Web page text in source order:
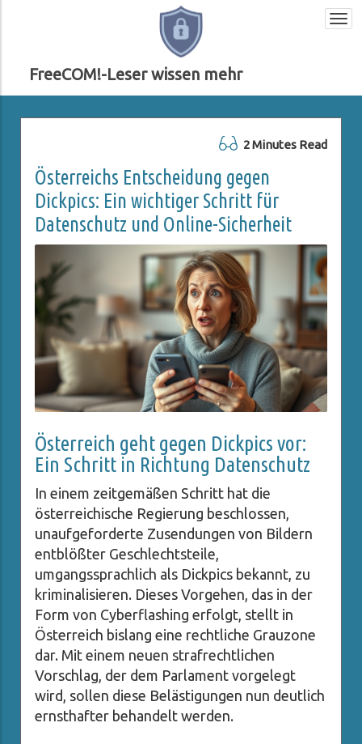
FreeCOM!-Leser wissen mehr
2 Minutes Read
Österreichs Entscheidung gegen
Dickpics: Ein wichtiger Schritt für
Datenschutz und Online-Sicherheit
Österreich geht gegen Dickpics vor:
Ein Schritt in Richtung Datenschutz
In einem zeitgemäßen Schritt hat die
österreichische Regierung beschlossen,
unaufgeforderte Zusendungen von Bildern
entblößter Geschlechtsteile,
umgangssprachlich als Dickpics bekannt, zu
kriminalisieren. Dieses Vorgehen, das in der
Form von Cyberflashing erfolgt, stellt in
Österreich bislang eine rechtliche Grauzone
dar. Mit einem neuen strafrechtlichen
Vorschlag, der dem Parlament vorgelegt
wird, sollen diese Belästigungen nun deutlich
ernsthafter behandelt werden.